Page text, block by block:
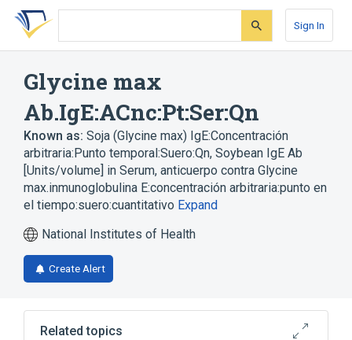
Skip
search
Skip
Skip
account
Sign In
Glycine max
Ab.IgE:ACnc:Pt:Ser:Qn
Known as: Soja (Glycine max) IgE:Concentración
arbitraria:Punto temporal:Suero:Qn, Soybean IgE Ab
[Units/volume] in Serum, anticuerpo contra Glycine
max.inmunoglobulina E:concentración arbitraria:punto en
el tiempo:suero:cuantitativo Expand
National Institutes of Health
Create Alert
Related topics